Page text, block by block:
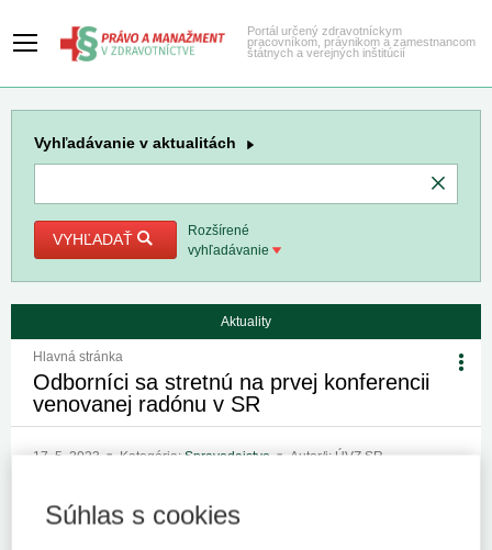
Portál určený zdravotníckym
pracovníkom, právnikom a zamestnancom
štátnych a verejných inštitúcií
Vyhľadávanie v aktualitách
VYHĽADAŤ
Rozšírené
vyhľadávanie
Aktuality
Hlavná stránka
Odborníci sa stretnú na prvej konferencii
venovanej radónu v SR
17. 5. 2023 Kategória: Spravodajstvo Autor/i: ÚVZ SR
Regionálny úrad verejného zdravotníctva so sídlom v Banskej
Súhlas s cookies